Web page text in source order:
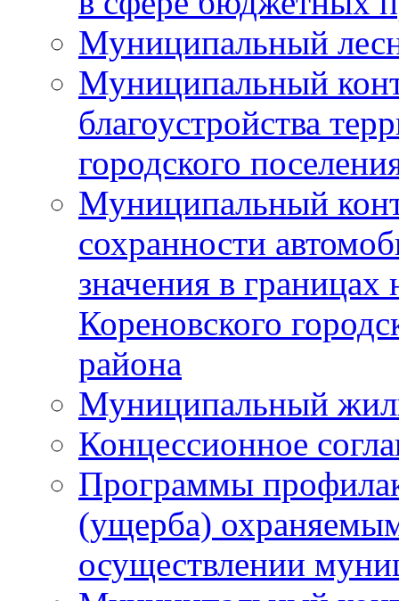
Муниципальный
Муниципальный
благоустройства
городского
Муниципальный
сохранности
значения в
Кореновского
района
Муниципальный
Концессионное
Программы
(ущерба)
осуществлении